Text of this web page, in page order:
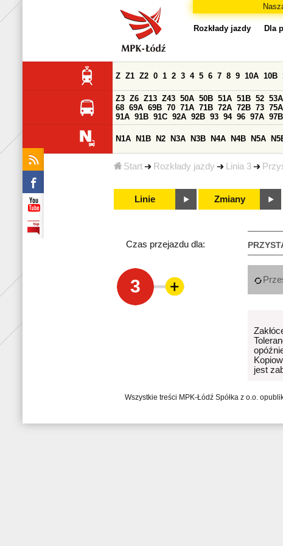
Start Rozkłady jazdy Linia 3
Rozkłady jazdy Dla
Z Z1 Z2 0 1 2 3 4 5 6 7 8 9 10A 10B
Z3 Z6 Z13 Z43 50A 50B 51A 51B 52 53A
68 69A 69B 70 71A 71B 72A 72B 73 75A
91A 91B 91C 92A 92B 93 94 96 97A 97B
N1A N1B N2 N3A N3B N4A N4B N5A
Linie Zmiany
Czas przejazdu dla:
3
jest
Wszystkie treści MPK-Łódź Spółka z o.o.